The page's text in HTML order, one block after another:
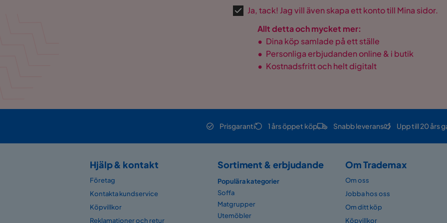
Ja, tack! Jag vill även skapa ett konto till Mina sidor.
Allt detta och mycket mer:
• Dina köp samlade på ett ställe
• Personliga erbjudanden online & i butik
• Kostnadsfritt och helt digitalt
Prisgaranti 1 års öppet köp Snabb leverans Upp till 20 års
Hjälp & kontakt
Företag
Kontakta kundservice
Köpvillkor
Reklamationer och retur
Sortiment & erbjudande
Populära kategorier
Soffa
Matgrupper
Utemöbler
Om Trademax
Om oss
Jobba hos oss
Om ditt köp
Köpvillkor